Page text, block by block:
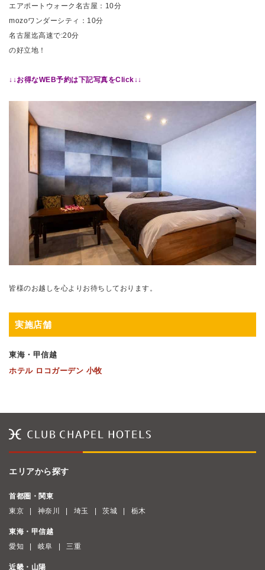
エアポートウォーク名古屋：10分
mozoワンダーシティ：10分
名古屋迄高速で:20分
の好立地！
↓↓お得なWEB予約は下記写真をClick↓↓
皆様のお越しを心よりお待ちしております。
実施店舗
東海・甲信越
ホテル ロコガーデン 小牧
エリアから探す
首都圏・関東
東京
神奈川 埼玉 茨城 栃木
東海・甲信越
愛知
岐阜 三重
近畿・山陽